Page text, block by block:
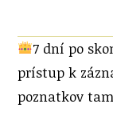
7 dní po
prístup k
poznatkov